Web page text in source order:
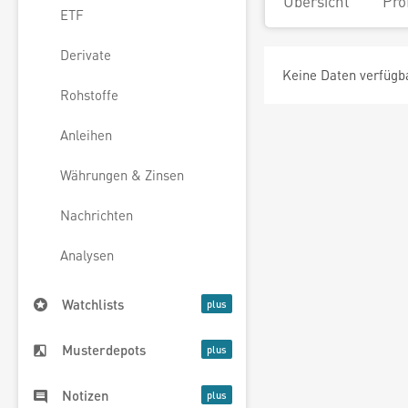
ETF
Derivate
Rohstoffe
Anleihen
Währungen & Zinsen
Nachrichten
Analysen
Watchlists
Musterdepots
Notizen
Keine Daten